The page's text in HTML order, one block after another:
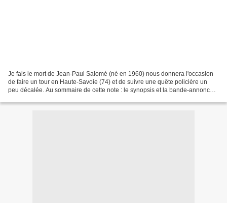
Je fais le mort de Jean-Paul Salomé (né en 1960) nous donnera l'occasion
de faire un tour en Haute-Savoie (74) et de suivre une quête policière un
peu décalée. Au sommaire de cette note : le synopsis et la bande-annonce